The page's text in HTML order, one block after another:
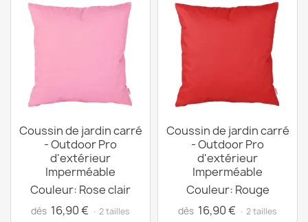
Coussin de jardin carré
- Outdoor Pro
d'extérieur
Imperméable
Couleur: Rose clair
dès 16,90 € · 2 tailles
Coussin de jardin carré
- Outdoor Pro
d'extérieur
Imperméable
Couleur: Rouge
dès 16,90 € · 2 tailles